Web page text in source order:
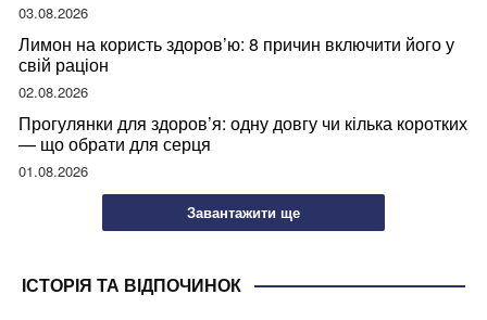
03.08.2026
Лимон на користь здоров’ю: 8 причин включити його у
свій раціон
02.08.2026
Прогулянки для здоров’я: одну довгу чи кілька коротких
— що обрати для серця
01.08.2026
Завантажити ще
ІСТОРІЯ ТА ВІДПОЧИНОК